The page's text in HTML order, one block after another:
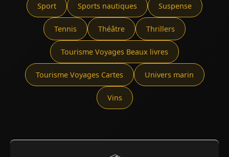
Sport Sports nautiques Suspense
Tennis Théâtre Thrillers
Tourisme Voyages Beaux livres
Tourisme Voyages Cartes Univers marin
Vins